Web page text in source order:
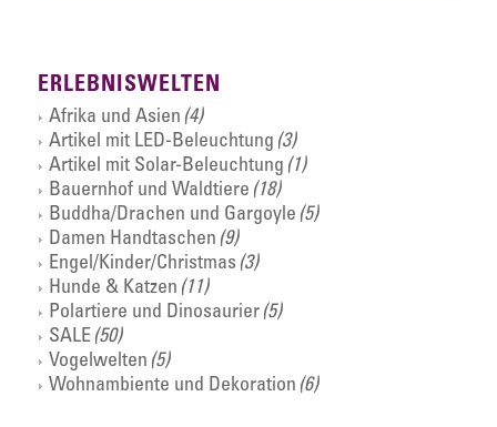
ERLEBNISWELTEN
Afrika und Asien (4)
Artikel mit LED-Beleuchtung (3)
Artikel mit Solar-Beleuchtung (1)
Bauernhof und Waldtiere (18)
Buddha/Drachen und Gargoyle (5)
Damen Handtaschen (9)
Engel/Kinder/Christmas (3)
Hunde & Katzen (11)
Polartiere und Dinosaurier (5)
SALE (50)
Vogelwelten (5)
Wohnambiente und Dekoration (6)